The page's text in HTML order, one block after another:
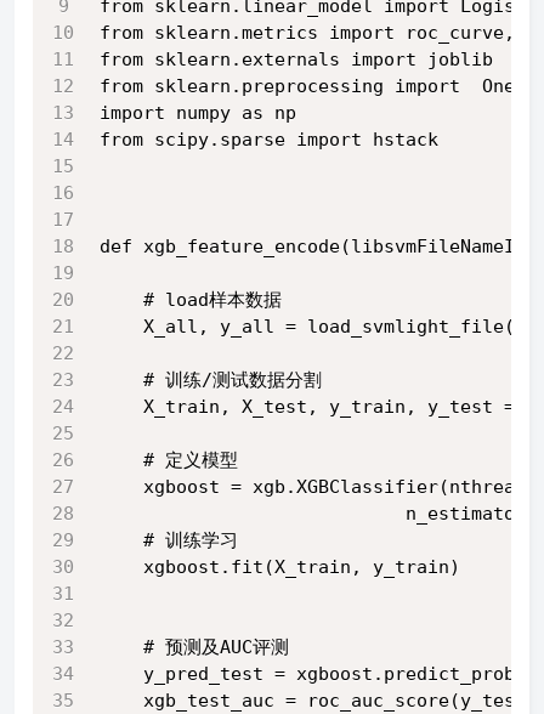
from sklearn.linear_model import
from sklearn.metrics import roc_curve,
from sklearn.externals import joblib
from sklearn.preprocessing import
import numpy as np
from scipy.sparse import hstack
def
    # load样本数据
X_all, y_all =
    # 训练/测试数据分割
X_train, X_test, y_train, y_test =
    # 定义模型
xgboost =
    # 训练学习
    xgboost.fit(X_train, y_train)
    # 预测及AUC评测
y_pred_test =
xgb_test_auc = roc_auc_score(y_test,